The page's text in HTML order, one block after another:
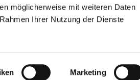
möglicherweise mit weiteren Daten
Ihrer Nutzung der Dienste
Marketing